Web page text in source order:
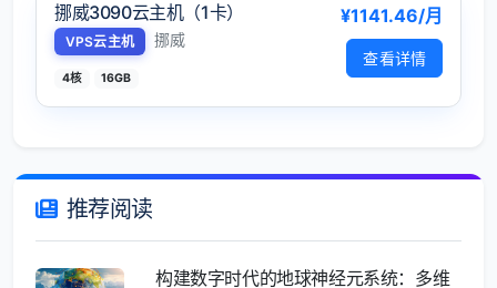
挪威3090云主机（1卡）
VPS云主机 挪威
4核 16GB
¥1141.46/月
查看详情
推荐阅读
构建数字时代的地球神经元系统：多维